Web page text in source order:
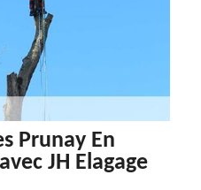
Prunay En
JH Elagage